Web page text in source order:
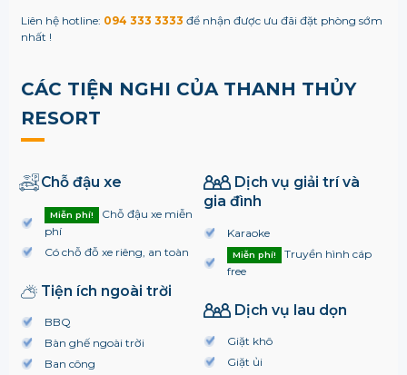
Liên hệ hotline: 094 333 3333 để nhận được ưu đãi đặt phòng sớm
nhất !
CÁC TIỆN NGHI CỦA THANH THỦY
RESORT
Chỗ đậu xe
Miễn phí!
Chỗ đậu xe miễn
phí
Có chỗ đỗ xe riêng, an toàn
Tiện ích ngoài trời
BBQ
Bàn ghế ngoài trời
Ban công
Dịch vụ giải trí và
gia đình
Karaoke
Miễn phí!
Truyền hình cáp
free
Dịch vụ lau dọn
Giặt khô
Giặt ủi